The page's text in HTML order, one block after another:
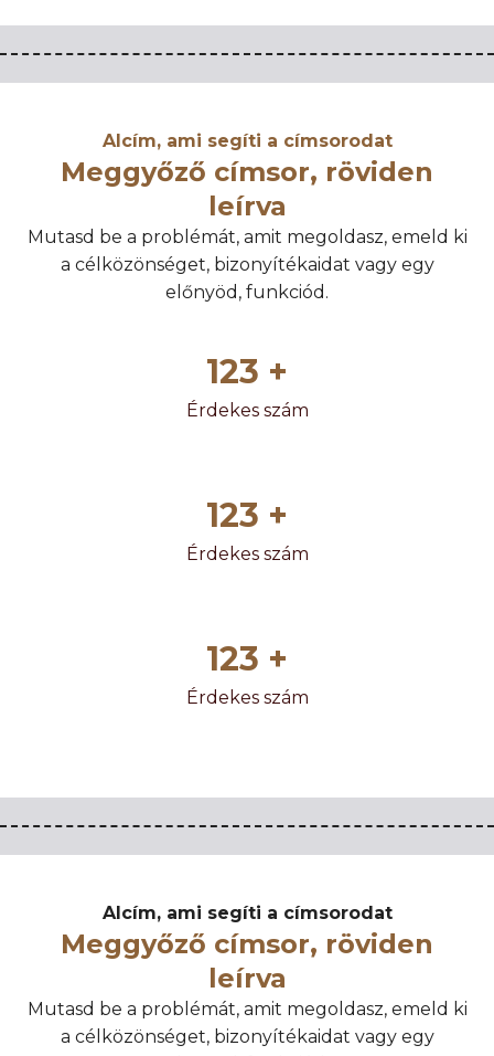
Alcím, ami segíti a címsorodat
Meggyőző címsor, röviden
leírva
Mutasd be a problémát, amit megoldasz, emeld ki
a célközönséget, bizonyítékaidat vagy egy
előnyöd, funkciód.
Érdekes szám
123 +
Érdekes szám
123 +
Érdekes szám
123 +
Alcím, ami segíti a címsorodat
Meggyőző címsor, röviden
leírva
Mutasd be a problémát, amit megoldasz, emeld ki
a célközönséget, bizonyítékaidat vagy egy